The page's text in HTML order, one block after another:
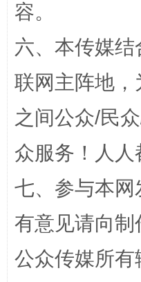
如何以同查同治破解
容。
六、本传媒
联网主阵地
之间公众/民
众服务！人人
七、参与本
有意见请向
公众传媒所